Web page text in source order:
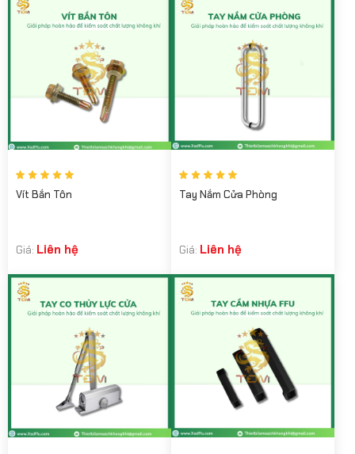
Vít Bắn Tôn
Giá: Liên hệ
Tay Nắm Cửa Phòng
Giá: Liên hệ